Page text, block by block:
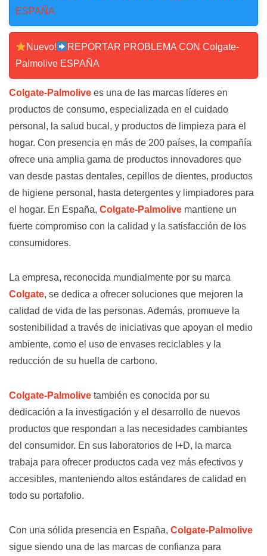
ESPAÑA
Nuevo!
REPORTAR PROBLEMA CON Colgate-
Palmolive ESPAÑA
Colgate-Palmolive es una de las marcas líderes en
productos de consumo, especializada en el cuidado
personal, la salud bucal, y productos de limpieza para el
hogar. Con presencia en más de 200 países, la compañía
ofrece una amplia gama de productos innovadores que
van desde pastas dentales, cepillos de dientes, productos
de higiene personal, hasta detergentes y limpiadores para
el hogar. En España, Colgate-Palmolive mantiene un
fuerte compromiso con la calidad y la satisfacción de los
consumidores.
La empresa, reconocida mundialmente por su marca
Colgate, se dedica a ofrecer soluciones que mejoren la
calidad de vida de las personas. Además, promueve la
sostenibilidad a través de iniciativas que apoyan el medio
ambiente, como el uso de envases reciclables y la
reducción de su huella de carbono.
Colgate-Palmolive también es conocida por su
dedicación a la investigación y el desarrollo de nuevos
productos que respondan a las necesidades cambiantes
del consumidor. En sus laboratorios de I+D, la marca
trabaja para ofrecer productos cada vez más efectivos y
accesibles, manteniendo altos estándares de calidad en
todo su portafolio.
Con una sólida presencia en España, Colgate-Palmolive
sigue siendo una de las marcas de confianza para